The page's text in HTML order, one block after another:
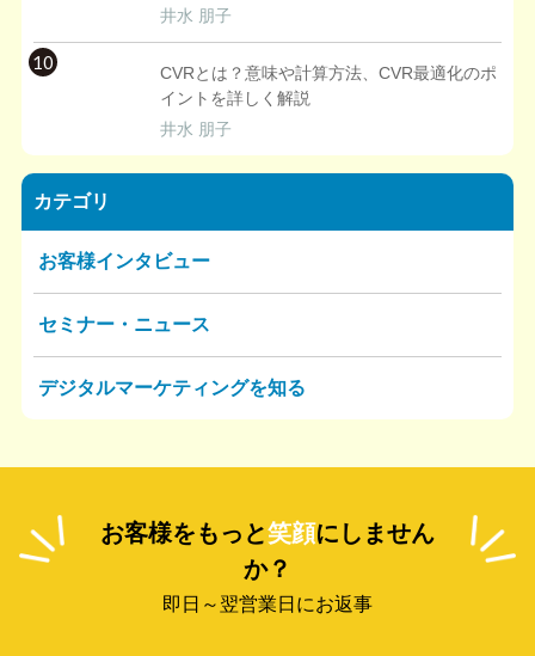
井水 朋子
10
CVRとは？意味や計算方法、CVR最適化のポ
イントを詳しく解説
井水 朋子
カテゴリ
お客様インタビュー
セミナー・ニュース
デジタルマーケティングを知る
お客様をもっと笑顔にしません
か？
即日～翌営業日にお返事